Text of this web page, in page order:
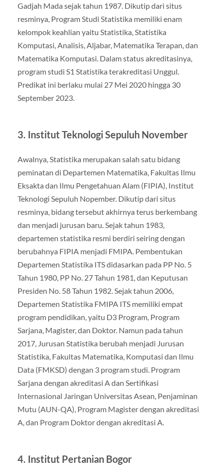
Gadjah Mada sejak tahun 1987. Dikutip dari situs
resminya, Program Studi Statistika memiliki enam
kelompok keahlian yaitu Statistika, Statistika
Komputasi, Analisis, Aljabar, Matematika Terapan, dan
Matematika Komputasi. Dalam status akreditasinya,
program studi S1 ​​Statistika terakreditasi Unggul.
Predikat ini berlaku mulai 27 Mei 2020 hingga 30
September 2023.
3. Institut Teknologi Sepuluh November
Awalnya, Statistika merupakan salah satu bidang
peminatan di Departemen Matematika, Fakultas Ilmu
Eksakta dan Ilmu Pengetahuan Alam (FIPIA), Institut
Teknologi Sepuluh Nopember. Dikutip dari situs
resminya, bidang tersebut akhirnya terus berkembang
dan menjadi jurusan baru. Sejak tahun 1983,
departemen statistika resmi berdiri seiring dengan
berubahnya FIPIA menjadi FMIPA. Pembentukan
Departemen Statistika ITS didasarkan pada PP No. 5
Tahun 1980, PP No. 27 Tahun 1981, dan Keputusan
Presiden No. 58 Tahun 1982. Sejak tahun 2006,
Departemen Statistika FMIPA ITS memiliki empat
program pendidikan, yaitu D3 Program, Program
Sarjana, Magister, dan Doktor. Namun pada tahun
2017, Jurusan Statistika berubah menjadi Jurusan
Statistika, Fakultas Matematika, Komputasi dan Ilmu
Data (FMKSD) dengan 3 program studi. Program
Sarjana dengan akreditasi A dan Sertifikasi
Internasional Jaringan Universitas Asean, Penjaminan
Mutu (AUN-QA), Program Magister dengan akreditasi
A, dan Program Doktor dengan akreditasi A.
4. Institut Pertanian Bogor